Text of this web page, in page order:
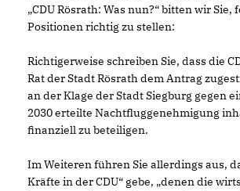
CDU Rösrath: Was nun?“ bitten wir Sie,
Positionen richtig zu stellen:
Richtigerweise schreiben Sie, dass die
Rat der Stadt Rösrath dem Antrag
an der Klage der Stadt Siegburg gegen
2030 erteilte Nachtfluggenehmigung
finanziell zu beteiligen.
Im Weiteren führen Sie allerdings aus,
Kräfte in der CDU“ gebe, „denen die